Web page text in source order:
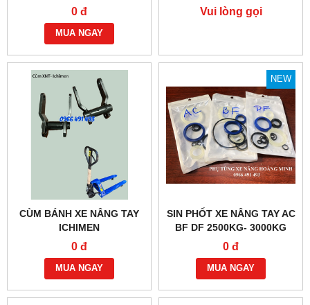
NIULI BF 2,5 TẤN - 3 TẤN
0 đ
MUA NGAY
Vui lòng gọi
CÙM BÁNH XE NÂNG TAY
ICHIMEN
0 đ
MUA NGAY
NEW
SIN PHỐT XE NÂNG TAY AC
BF DF 2500KG- 3000KG
0 đ
MUA NGAY